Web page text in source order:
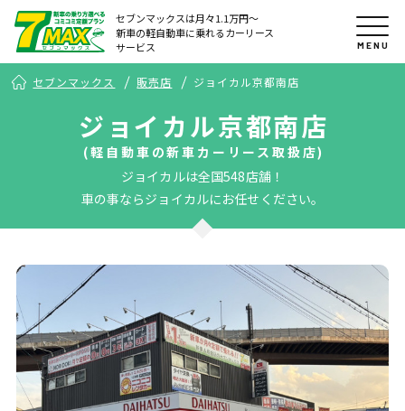
セブンマックスは月々1.1万円〜
新車の軽自動車に乗れるカーリース
サービス
MENU
セブンマックス 販売店 ジョイカル京都南店
ジョイカル京都南店
(軽自動車の新車カーリース取扱店)
ジョイカルは全国548店舗！
車の事ならジョイカルにお任せください。